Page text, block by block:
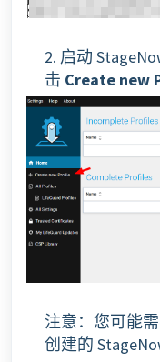
2. 启动
击 Create new
注意：您可能
创建的